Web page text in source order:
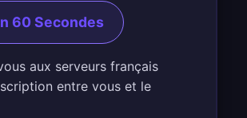
60 Secondes
aux serveurs français
entre vous et le